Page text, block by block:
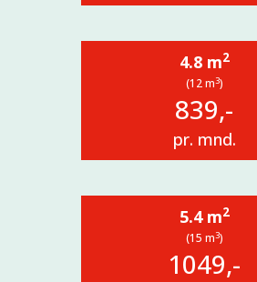
4.8 m2
(12 m3)
839,-
pr. mnd.
5.4 m2
(15 m3)
1049,-